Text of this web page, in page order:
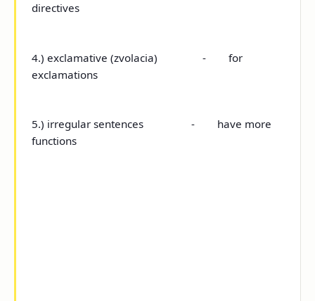
directives
4.) exclamative (zvolacia) - for
exclamations
5.) irregular sentences - have more
functions